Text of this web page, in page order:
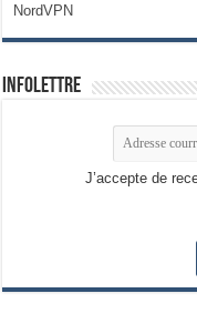
NordVPN
Infolettre
J’accepte de